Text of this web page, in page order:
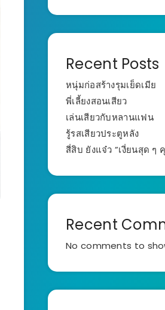
Recent Posts
หนุ่มก่อสร้างรุมเย็ดเมีย
พี่เลี้ยงสอนเสียว
เล่นเสียวกับหลานแฟน
รู้รสเสียวประตูหลัง
สี่สิบ ยังแจ๋ว ”เงี่ยนสุด ๆ
Recent
No comments to